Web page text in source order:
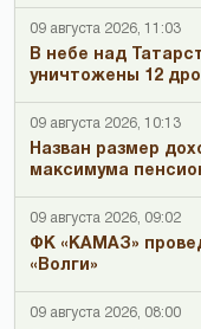
09 августа 2026, 11:03
В небе над
уничтожены 12
09 августа 2026, 10:13
Назван размер
максимума
09 августа 2026, 09:02
ФК «КАМАЗ»
«Волги»
09 августа 2026, 08:00